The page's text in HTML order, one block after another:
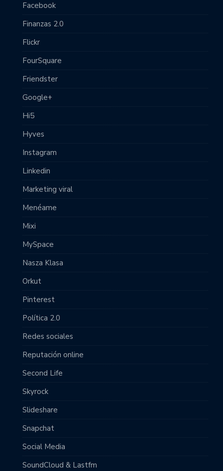
Facebook
Finanzas 2.0
Flickr
FourSquare
Friendster
Google+
Hi5
Hyves
Instagram
Linkedin
Marketing viral
Menéame
Mixi
MySpace
Nasza Klasa
Orkut
Pinterest
Política 2.0
Redes sociales
Reputación online
Second Life
Skyrock
Slideshare
Snapchat
Social Media
SoundCloud & Lastfm